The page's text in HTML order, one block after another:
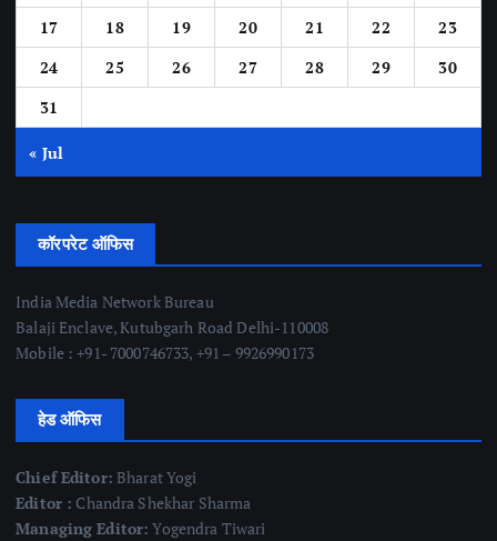
17
18 19 20 21 22
23
24
25 26 27 28 29
30
31
« Jul
कॉरपरेट ऑफिस
India Media Network Bureau
Balaji Enclave, Kutubgarh Road Delhi-110008
Mobile : +91- 7000746733, +91 – 9926990173
हेड ऑफिस
Chief Editor: Bharat Yogi
Editor : Chandra Shekhar Sharma
Managing Editor: Yogendra Tiwari